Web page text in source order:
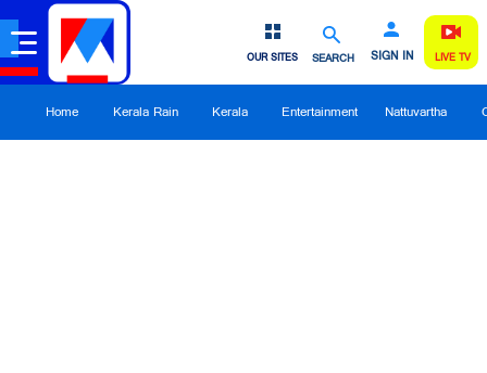
SEARCH SIGN IN
OUR SITES LIVE TV
Home Kerala Rain Kerala Entertainment Nattuvartha